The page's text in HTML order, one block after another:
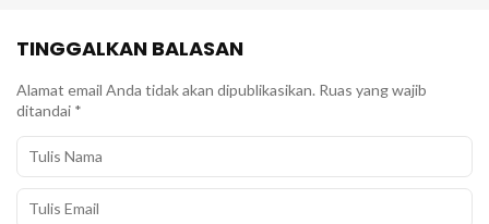
TINGGALKAN BALASAN
Alamat email Anda tidak akan dipublikasikan. Ruas yang wajib
ditandai *